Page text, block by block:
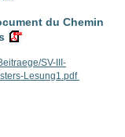
du Chemin
SV-III-
Lesung1.pdf